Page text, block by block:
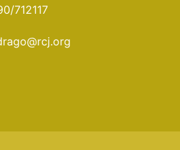
712117